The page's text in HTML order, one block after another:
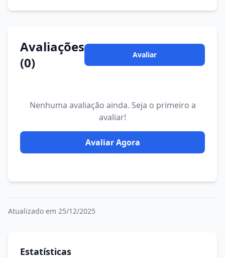
Avaliações
(0)
Avaliar
Nenhuma avaliação ainda. Seja o primeiro a
avaliar!
Avaliar Agora
Atualizado em 25/12/2025
Estatísticas